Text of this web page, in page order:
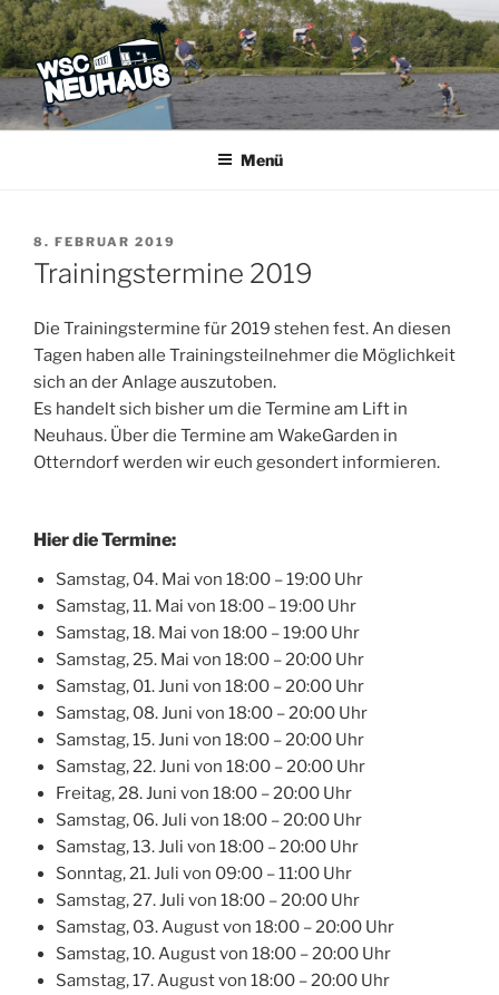
Zum
Inhalt
springen
WSC NEUHAUS
Der Verein mit dem Haus am See
Menü
VERÖFFENTLICHT
AM
8. FEBRUAR 2019
Trainingstermine 2019
Die Trainingstermine für 2019 stehen fest. An diesen
Tagen haben alle Trainingsteilnehmer die Möglichkeit
sich an der Anlage auszutoben.
Es handelt sich bisher um die Termine am Lift in
Neuhaus. Über die Termine am WakeGarden in
Otterndorf werden wir euch gesondert informieren.
Hier die Termine:
Samstag, 04. Mai von 18:00 – 19:00 Uhr
Samstag, 11. Mai von 18:00 – 19:00 Uhr
Samstag, 18. Mai von 18:00 – 19:00 Uhr
Samstag, 25. Mai von 18:00 – 20:00 Uhr
Samstag, 01. Juni von 18:00 – 20:00 Uhr
Samstag, 08. Juni von 18:00 – 20:00 Uhr
Samstag, 15. Juni von 18:00 – 20:00 Uhr
Samstag, 22. Juni von 18:00 – 20:00 Uhr
Freitag, 28. Juni von 18:00 – 20:00 Uhr
Samstag, 06. Juli von 18:00 – 20:00 Uhr
Samstag, 13. Juli von 18:00 – 20:00 Uhr
Sonntag, 21. Juli von 09:00 – 11:00 Uhr
Samstag, 27. Juli von 18:00 – 20:00 Uhr
Samstag, 03. August von 18:00 – 20:00 Uhr
Samstag, 10. August von 18:00 – 20:00 Uhr
Samstag, 17. August von 18:00 – 20:00 Uhr